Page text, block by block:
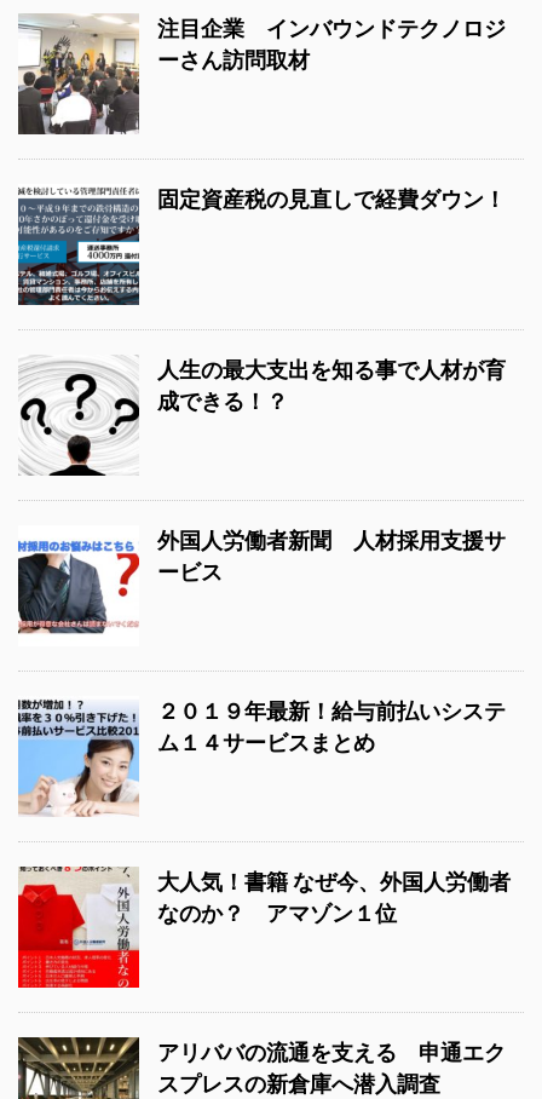
注目企業 インバウンドテクノロジ
ーさん訪問取材
固定資産税の見直しで経費ダウン！
人生の最大支出を知る事で人材が育
成できる！？
外国人労働者新聞 人材採用支援サ
ービス
２０１９年最新！給与前払いシステ
ム１４サービスまとめ
大人気！書籍 なぜ今、外国人労働者
なのか？ アマゾン１位
アリババの流通を支える 申通エク
スプレスの新倉庫へ潜入調査